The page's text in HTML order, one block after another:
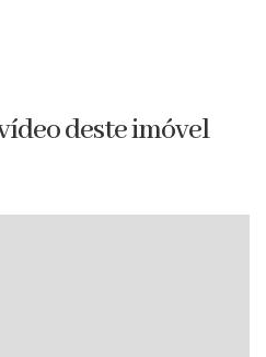
deste imóvel